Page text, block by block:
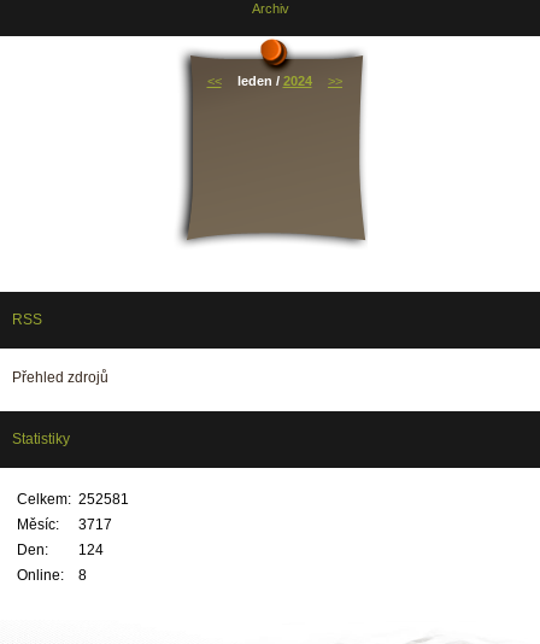
Archiv
<< leden / 2024 >>
RSS
Přehled zdrojů
Statistiky
Online: 8
Celkem: 252581
Měsíc:
3717
Den:
124